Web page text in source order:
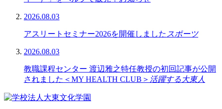
2026.08.03
アスリートセミナー2026を開催しました スポーツ
2026.08.03
教職課程センター 渡辺雅之特任教授の初回記事が公開
されました＜MY HEALTH CLUB＞ 活躍する大東人